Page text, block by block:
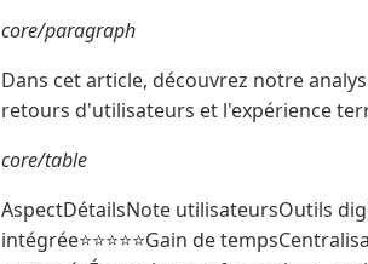
core/paragraph
Dans cet article, découvrez notre
retours d'utilisateurs et l'expérience
core/table
AspectDétailsNote utilisateursOutils
intégrée⭐⭐⭐⭐⭐Gain de